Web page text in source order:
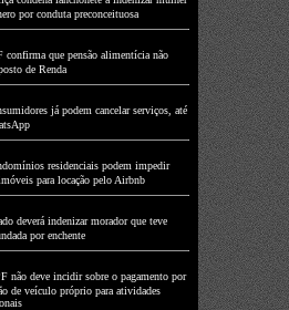
por conduta preconceituosa
confirma que pensão alimentícia não
de Renda
já podem cancelar serviços, até
residenciais podem impedir
para locação pelo Airbnb
deverá indenizar morador que teve
por enchente
não deve incidir sobre o pagamento por
de veículo próprio para atividades